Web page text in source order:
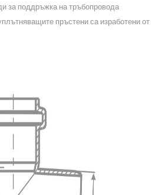
за поддръжка на тръбопровода
пръстени са изработени от